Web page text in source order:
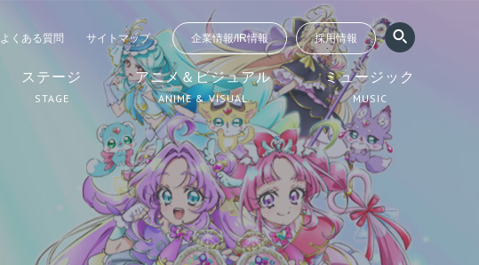
よくある質問 サイトマップ 企業情報/IR情報 採用情報
ステージ
STAGE
アニメ＆ビジュアル
ANIME & VISUAL
ミュージック
MUSIC